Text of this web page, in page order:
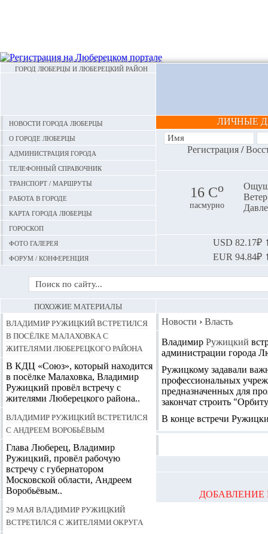
ГОРОД ЛЮБЕРЦЫ И ЛЮБЕРЕЦКИЙ РАЙОН
Новости города Люберцы
О городе Люберцы
Администрация города
Телефонный справочник
Транспорт / маршруты
Работа в городе
Карта города Люберцы
Гороскоп
Фото галерея
Форум / конференция
ЛИЧНЫЕ
Регистрация/
16 Сo
пасмурно
USD 82.17₽
EUR 94.84₽
Новости › Власть
Владимир Ружицкий
администрации города
Ружицкому задавали
профессиональных
предназначенных для
закончат строить
В конце встречи
ДОБАВЛЕНИЕ
ПОХОЖИЕ МАТЕРИАЛЫ
Владимир Ружицкий встретился
в посёлке Малаховка с
жителями Люберецкого района
В КДЦ «Союз», который находится
в посёлке Малаховка, Владимир
Ружицкий провёл встречу с
жителями Люберецкого района..
Владимир Ружицкий встретился
с Андреем Воробьёвым
Глава Люберец, Владимир
Ружицкий, провёл рабочую
встречу с губернатором
Московской области, Андреем
Воробьёвым..
29 мая Владимир Ружицкий
встретился с жителями округа